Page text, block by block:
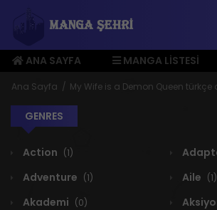
ANA SAYFA
MANGA LISTESI
ÜYE MENÜSÜ
Ana Sayfa My Wife is a Demon Queen türkçe
GENRES
Action (1)
Adventure (1) Aile (1)
Akademi (0)